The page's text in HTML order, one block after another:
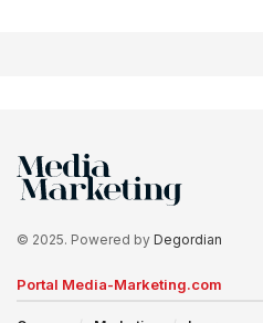
© 2025. Powered by Degordian
Portal Media-Marketing.com